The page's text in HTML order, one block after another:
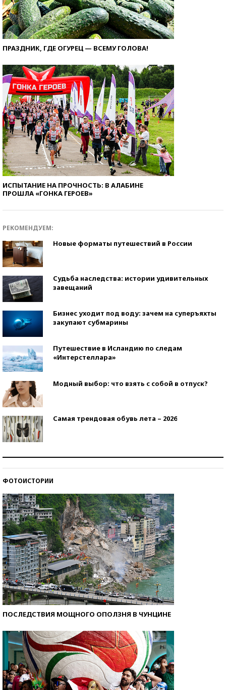
ПРАЗДНИК, ГДЕ ОГУРЕЦ — ВСЕМУ ГОЛОВА!
ИСПЫТАНИЕ НА ПРОЧНОСТЬ: В АЛАБИНЕ
ПРОШЛА «ГОНКА ГЕРОЕВ»
РЕКОМЕНДУЕМ:
Новые форматы путешествий в России
Судьба наследства: истории удивительных
завещаний
Бизнес уходит под воду: зачем на суперъяхты
закупают субмарины
Путешествие в Исландию по следам
«Интерстеллара»
Модный выбор: что взять с собой в отпуск?
Самая трендовая обувь лета – 2026
ФОТОИСТОРИИ
ПОСЛЕДСТВИЯ МОЩНОГО ОПОЛЗНЯ В ЧУНЦИНЕ